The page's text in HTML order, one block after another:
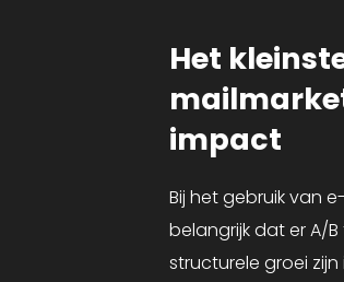
Het
impact
Bij het gebruik van
belangrijk dat er A/
structurele groei